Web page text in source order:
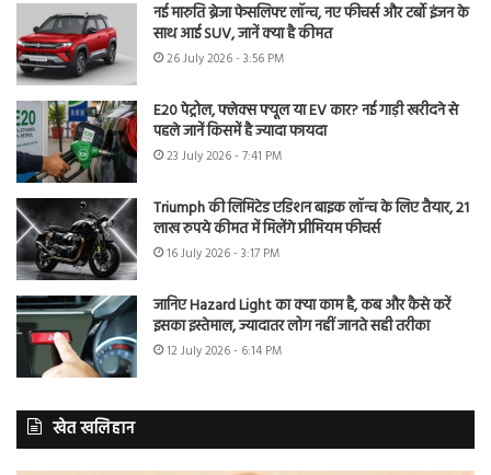
नई मारुति ब्रेजा फेसलिफ्ट लॉन्च, नए फीचर्स और टर्बो इंजन के
साथ आई SUV, जानें क्या है कीमत
26 July 2026 - 3:56 PM
E20 पेट्रोल, फ्लेक्स फ्यूल या EV कार? नई गाड़ी खरीदने से
पहले जानें किसमें है ज्यादा फायदा
23 July 2026 - 7:41 PM
Triumph की लिमिटेड एडिशन बाइक लॉन्च के लिए तैयार, 21
लाख रुपये कीमत में मिलेंगे प्रीमियम फीचर्स
16 July 2026 - 3:17 PM
जानिए Hazard Light का क्या काम है, कब और कैसे करें
इसका इस्तेमाल, ज्यादातर लोग नहीं जानते सही तरीका
12 July 2026 - 6:14 PM
खेत खलिहान